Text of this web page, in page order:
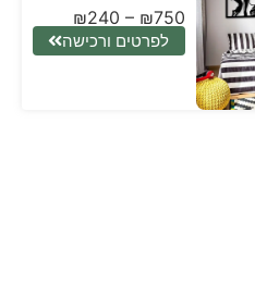
₪240 – ₪750
לפרטים ורכישה